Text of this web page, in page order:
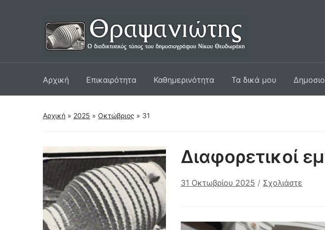
Αρχική Επικαιρότητα Καθημερινότητα Τα δικά μου
Αρχική » 2025 » Οκτώβριος » 31
Διαφορετικοί
31 Οκτωβρίου 2025 / Σχολιάστε